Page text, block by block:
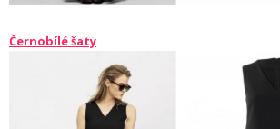
Černobílé šaty